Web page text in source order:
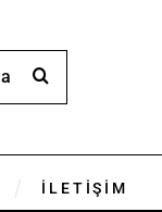
İLETİŞİM